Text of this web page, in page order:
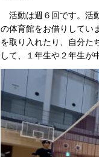
活動は週６回です。活
の体育館をお借りしてい
を取り入れたり、自分た
して、１年生や２年生が